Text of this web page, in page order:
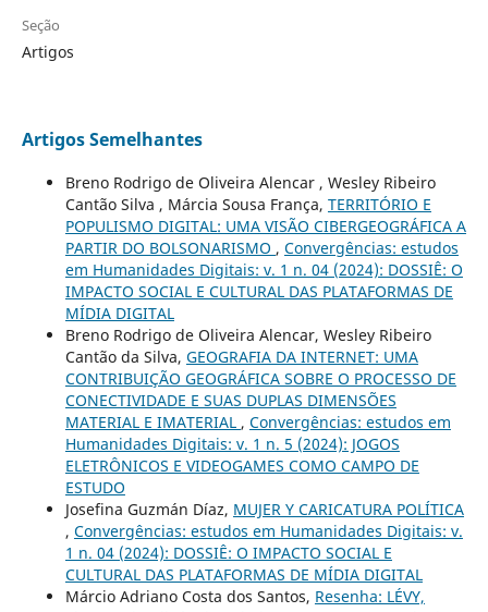
Seção
Artigos
Artigos Semelhantes
Breno Rodrigo de Oliveira Alencar , Wesley Ribeiro
Cantão Silva , Márcia Sousa França, TERRITÓRIO E
POPULISMO DIGITAL: UMA VISÃO CIBERGEOGRÁFICA A
PARTIR DO BOLSONARISMO , Convergências: estudos
em Humanidades Digitais: v. 1 n. 04 (2024): DOSSIÊ: O
IMPACTO SOCIAL E CULTURAL DAS PLATAFORMAS DE
MÍDIA DIGITAL
Breno Rodrigo de Oliveira Alencar, Wesley Ribeiro
Cantão da Silva, GEOGRAFIA DA INTERNET: UMA
CONTRIBUIÇÃO GEOGRÁFICA SOBRE O PROCESSO DE
CONECTIVIDADE E SUAS DUPLAS DIMENSÕES
MATERIAL E IMATERIAL , Convergências: estudos em
Humanidades Digitais: v. 1 n. 5 (2024): JOGOS
ELETRÔNICOS E VIDEOGAMES COMO CAMPO DE
ESTUDO
Josefina Guzmán Díaz, MUJER Y CARICATURA POLÍTICA
, Convergências: estudos em Humanidades Digitais: v.
1 n. 04 (2024): DOSSIÊ: O IMPACTO SOCIAL E
CULTURAL DAS PLATAFORMAS DE MÍDIA DIGITAL
Márcio Adriano Costa dos Santos, Resenha: LÉVY,